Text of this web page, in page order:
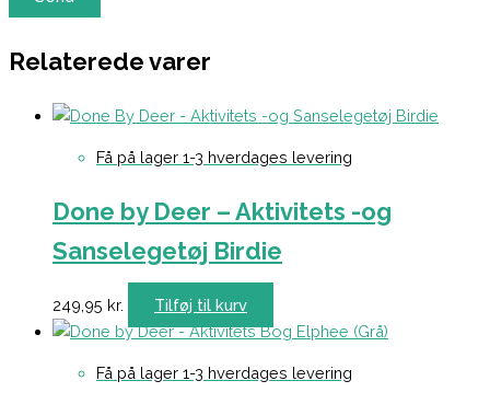
Relaterede varer
Få på lager 1-3 hverdages levering
Done by Deer – Aktivitets -og
Sanselegetøj Birdie
249,95 kr. Tilføj til kurv
Få på lager 1-3 hverdages levering